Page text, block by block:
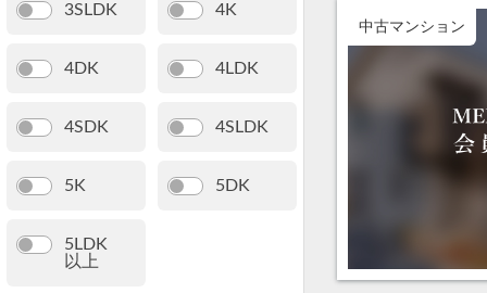
3SLDK 4K
4DK 4LDK
4SDK 4SLDK
5K 5DK
5LDK
以上
中古マンション